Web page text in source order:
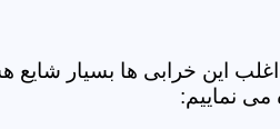
خرابی ها بسیار شایع
نماییم: